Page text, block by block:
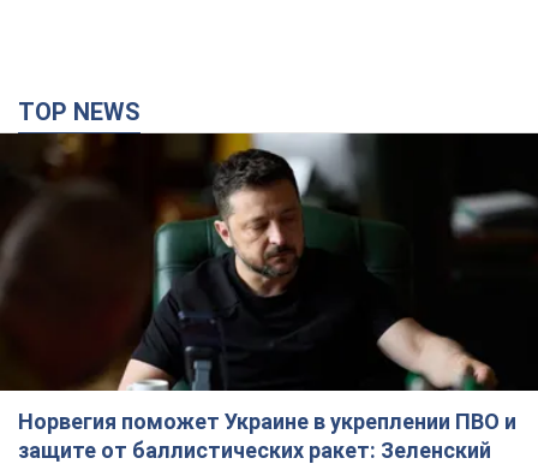
TOP NEWS
Норвегия поможет Украине в укреплении ПВО и
защите от баллистических ракет: Зеленский